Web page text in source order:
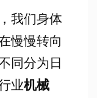
我们身体
慢慢转向
同分为日
业机械